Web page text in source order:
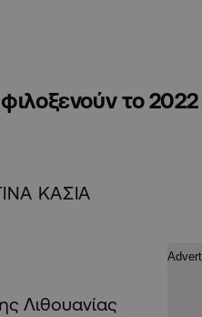
το
ΚΑΣΙΑ
Λιθουανίας